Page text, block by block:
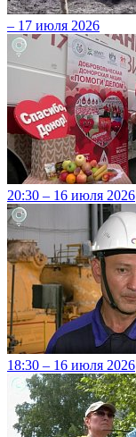
– 17 июля 2026
20:30 – 16 июля 2026
18:30 – 16 июля 2026